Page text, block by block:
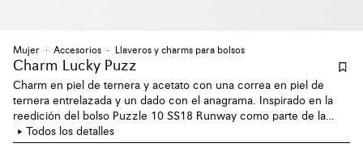
Mujer Accesorios Llaveros y charms para bolsos
Charm Lucky Puzz
Charm en piel de ternera y acetato con una correa en piel de
ternera entrelazada y un dado con el anagrama. Inspirado en la
reedición del bolso Puzzle 10 SS18 Runway como parte de la
colección del décimo aniversario de Puzzle.
Todos los detalles